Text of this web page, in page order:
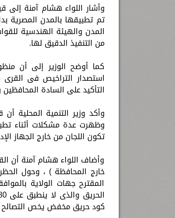
وأشار اللواء هشام آمنة إلى
المدن والهيئة الهندسية
من التنفيذ الدقيق لها.
كما أوضح الوزير إلى أن
التأكيد على السادة
وظهرت عدة مشكلات أثناء
تكون اللجان من خارج الجهاز
وأضاف اللواء هشام آمنة أن
المقترح جهات الولاية
كود حريق مخفض يخص